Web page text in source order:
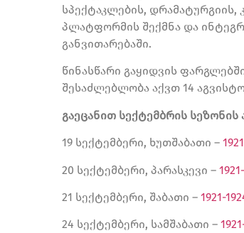
სპექტაკლების,
პლატფორმის შექმნა და
განვითარებაში.
წინასწარი გაყიდვის
შესაძლებლობა აქვთ 14
გაეცანით სექტემბრის სეზონის
19 სექტემბერი, ხუთშაბათი –
20 სექტემბერი, პარასკევი –
21 სექტემბერი, შაბათი – 1921-
24 სექტემბერი, სამშაბათი –